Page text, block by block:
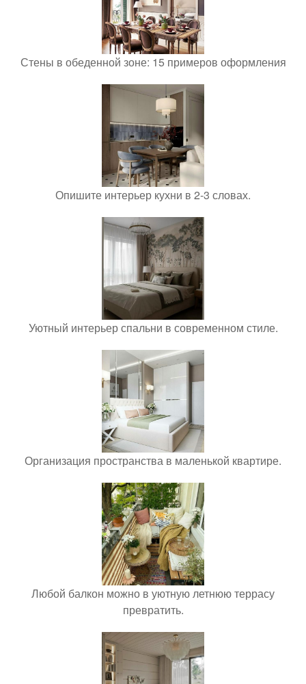
Стены в обеденной зоне: 15 примеров оформления
Опишите интерьер кухни в 2-3 словах.
Уютный интерьер спальни в современном стиле.
Организация пространства в маленькой квартире.
Любой балкон можно в уютную летнюю террасу
превратить.